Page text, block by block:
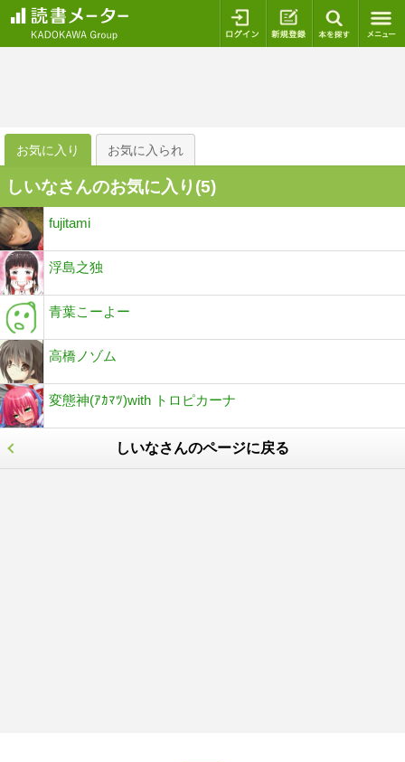
ログイン 新規登録
お気に入り お気に入られ
しいなさんのお気に入り(5)
fujitami
浮島之独
青葉こーよー
高橋ノゾム
変態神(ｱｶﾏﾂ)with トロピカーナ
しいなさんのページに戻る